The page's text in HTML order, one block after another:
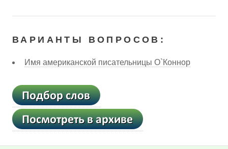
ВАРИАНТЫ ВОПРОСОВ:
Имя американской писательницы О`Коннор